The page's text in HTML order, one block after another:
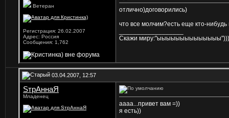
Ветеран
Регистрация: 26.02.2007
Адрес: Россия
Сообщения: 1,762
отлично)договорились)
что все молчим?есть еще кто-нибудь
Скажи
03.04.2007, 12:57
SтрАннаЯ
Младенец
аааа...привет вам =))
я есть))